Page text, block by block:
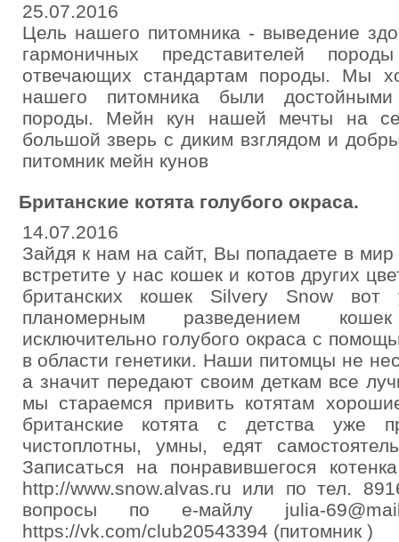
25.07.2016
Цель нашего питомника - выведение
гармоничных представителей
отвечающих стандартам породы. Мы
нашего питомника были достойными
породы. Мейн кун нашей мечты на
большой зверь с диким взглядом и
питомник мейн кунов
Британские котята голубого окраса.
14.07.2016
Зайдя к нам на сайт, Вы попадаете в
встретите у нас кошек и котов других
британских кошек Silvery Snow
планомерным разведением
исключительно голубого окраса с
в области генетики. Наши питомцы не
а значит передают своим деткам все
мы стараемся привить котятам
британские котята с детства уже
чистоплотны, умны, едят
Записаться на понравившегося
http://www.snow.alvas.ru или по тел.
вопросы по е-майлу julia-
https://vk.com/club20543394 (питомник )